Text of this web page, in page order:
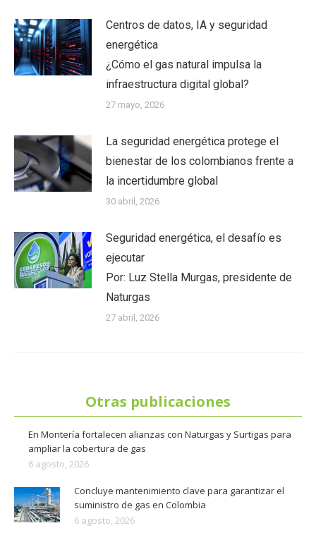
Centros de datos, IA y seguridad
energética
¿Cómo el gas natural impulsa la
infraestructura digital global?
27 mayo, 2026
La seguridad energética protege el
bienestar de los colombianos frente a
la incertidumbre global
30 abril, 2026
Seguridad energética, el desafío es
ejecutar
Por: Luz Stella Murgas, presidente de
Naturgas
27 abril, 2026
Otras publicaciones
En Montería fortalecen alianzas con Naturgas y Surtigas para
ampliar la cobertura de gas
6 agosto, 2026
Concluye mantenimiento clave para garantizar el
suministro de gas en Colombia
6 agosto, 2026